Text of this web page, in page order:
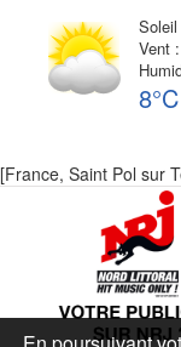
Vent
8°C
[France, Saint Pol sur